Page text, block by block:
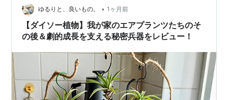
ゆるりと、良いもの。 • 1ヶ月前
【ダイソー植物】我が家のエアプランツたちのそ
の後＆劇的成長を支える秘密兵器をレビュー！